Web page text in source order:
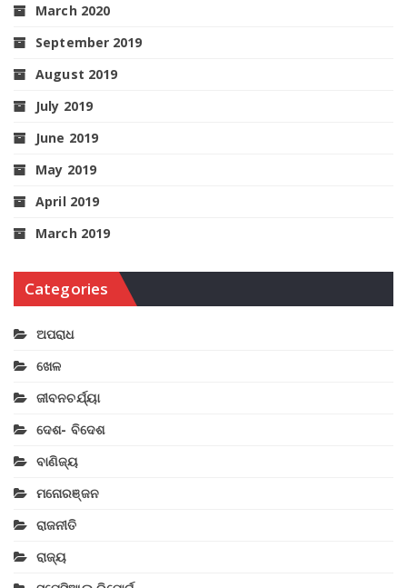
March 2020
September 2019
August 2019
July 2019
June 2019
May 2019
April 2019
March 2019
Categories
ଅପରାଧ
ଖେଳ
ଜୀବନଚର୍ଯ୍ୟା
ଦେଶ- ବିଦେଶ
ବାଣିଜ୍ୟ
ମନୋରଞ୍ଜନ
ରାଜନୀତି
ରାଜ୍ୟ